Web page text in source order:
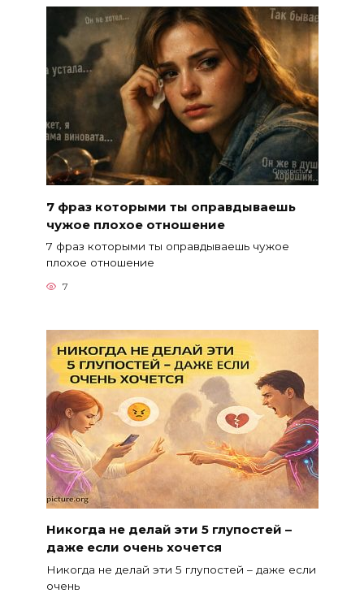
7 фраз которыми ты оправдываешь
чужое плохое отношение
7 фраз которыми ты оправдываешь чужое
плохое отношение
7
Никогда не делай эти 5 глупостей –
даже если очень хочется
Никогда не делай эти 5 глупостей – даже если
очень